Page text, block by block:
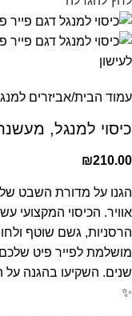
עמוד הבית אביזרים
כיסוי למנגל,
₪210.00
הגנו על מדורת השבט
הרסניות, גשם שוטף
מושלמת לפייר פיט
שנים. השקיעו בהגנה על
✨